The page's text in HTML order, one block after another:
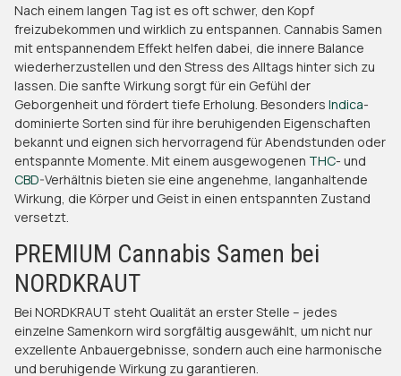
Nach einem langen Tag ist es oft schwer, den Kopf
freizubekommen und wirklich zu entspannen. Cannabis Samen
mit entspannendem Effekt helfen dabei, die innere Balance
wiederherzustellen und den Stress des Alltags hinter sich zu
lassen. Die sanfte Wirkung sorgt für ein Gefühl der
Geborgenheit und fördert tiefe Erholung. Besonders Indica-
dominierte Sorten sind für ihre beruhigenden Eigenschaften
bekannt und eignen sich hervorragend für Abendstunden oder
entspannte Momente. Mit einem ausgewogenen THC- und
CBD-Verhältnis bieten sie eine angenehme, langanhaltende
Wirkung, die Körper und Geist in einen entspannten Zustand
versetzt.
PREMIUM Cannabis Samen bei
NORDKRAUT
Bei NORDKRAUT steht Qualität an erster Stelle – jedes
einzelne Samenkorn wird sorgfältig ausgewählt, um nicht nur
exzellente Anbauergebnisse, sondern auch eine harmonische
und beruhigende Wirkung zu garantieren.